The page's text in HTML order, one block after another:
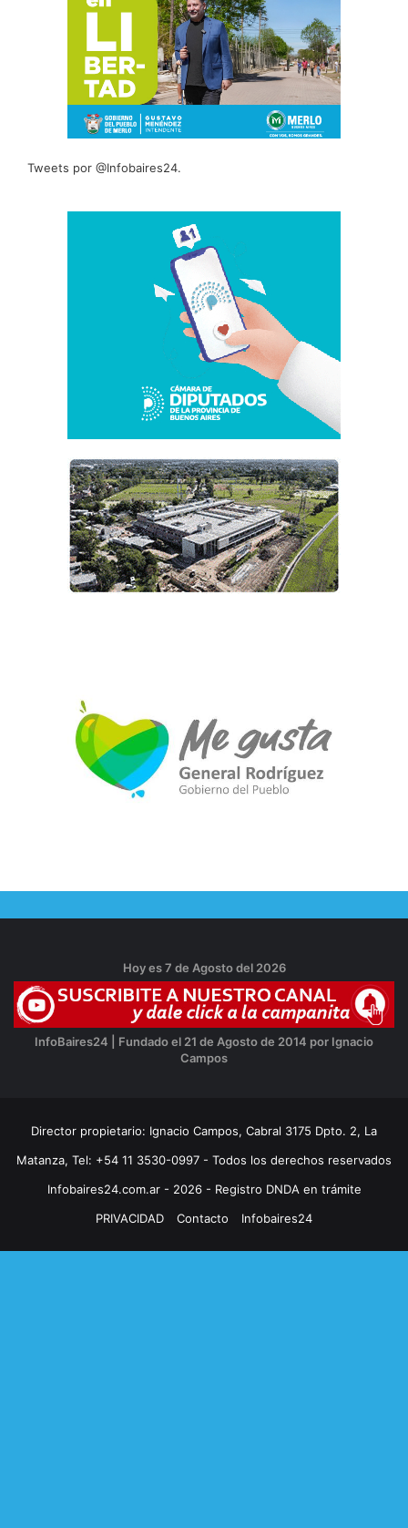
Tweets por @Infobaires24.
Hoy es 7 de Agosto del 2026
InfoBaires24 | Fundado el 21 de Agosto de 2014 por Ignacio
Campos
Director propietario: Ignacio Campos, Cabral 3175 Dpto. 2, La
Matanza, Tel: +54 11 3530-0997 - Todos los derechos reservados
Infobaires24.com.ar - 2026 - Registro DNDA en trámite
PRIVACIDAD
Contacto Infobaires24